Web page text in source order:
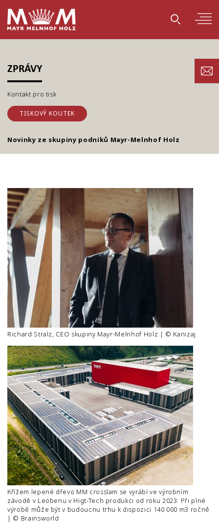
ZPRÁVY
Kontakt pro tisk
TISKOVÝ KOUTEK
Novinky ze skupiny podniků Mayr-Melnhof Holz
Richard Stralz, CEO skupiny Mayr-Melnhof Holz | © Kanizaj
Křížem lepené dřevo MM crosslam se vyrábí ve výrobním
závodě v Leobenu v Higt-Tech produkci od roku 2023. Při plné
výrobě může být v budoucnu trhu k dispozici 140 000 m3 ročně
| © Brainsworld